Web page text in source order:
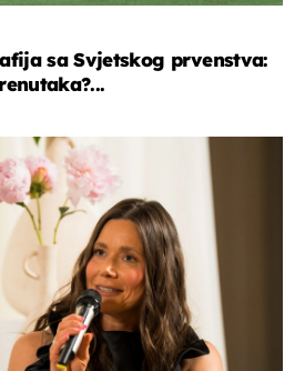
sa Svjetskog prvenstva: